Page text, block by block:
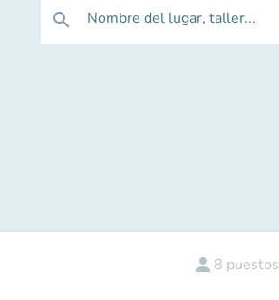
search Nombre del lugar, taller...
person 8 puestos